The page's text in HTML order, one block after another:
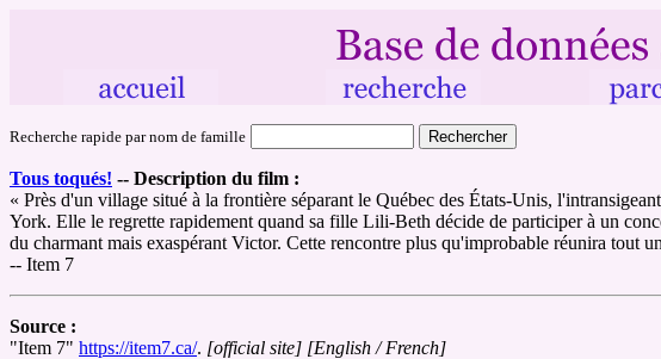
Recherche rapide par nom de famille
Tous toqués! -- Description du film :
« Près d'un village situé à la frontière séparant le Québec des États-Unis,
York. Elle le regrette rapidement quand sa fille Lili-Beth décide de participer à un
du charmant mais exaspérant Victor. Cette rencontre plus qu'improbable réunira tout
-- Item 7
Source :
"Item 7" https://item7.ca/. [official site] [English / French]